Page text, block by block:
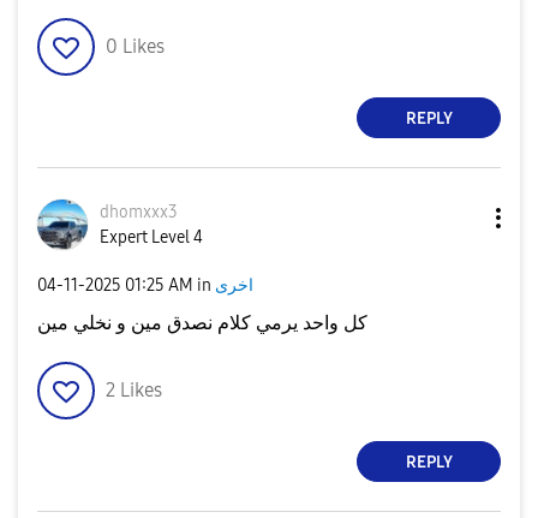
0 Likes
REPLY
dhomxxx3
Expert Level 4
‎04-11-2025 01:25 AM in اخرى
كل واحد يرمي كلام نصدق مين و نخلي مين
2 Likes
REPLY